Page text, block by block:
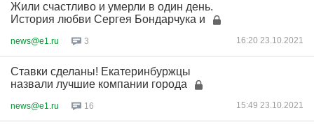
Жили счастливо и умерли в один день.
История любви Сергея Бондарчука и
news@e1.ru 3 16:20 23.10.2021
Ставки сделаны! Екатеринбуржцы
назвали лучшие компании города
news@e1.ru 16 15:49 23.10.2021